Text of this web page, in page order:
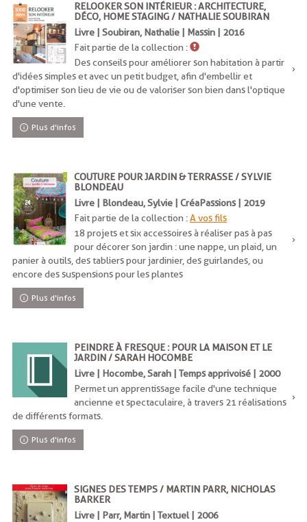
RELOOKER SON INTÉRIEUR : ARCHITECTURE,
DÉCO, HOME STAGING / NATHALIE SOUBIRAN
Livre | Soubiran, Nathalie | Massin | 2016
Fait partie de la collection :
Des conseils pour améliorer son habitation à partir
d'idées simples et avec un petit budget, afin d'embellir et
d'optimiser son lieu de vie ou de valoriser son bien dans l'optique
d'une vente.
Plus d'infos
COUTURE POUR JARDIN & TERRASSE / SYLVIE
BLONDEAU
Livre | Blondeau, Sylvie | CréaPassions | 2019
Fait partie de la collection :A vos fils
18 projets et six accessoires à réaliser pas à pas
pour décorer son jardin : une nappe, un plaid, un
panier à outils, des tabliers pour jardinier, des guirlandes, ou
encore des suspensions pour les plantes
Plus d'infos
PEINDRE À FRESQUE : POUR LA MAISON ET LE
JARDIN / SARAH HOCOMBE
Livre | Hocombe, Sarah | Temps apprivoisé | 2000
Permet un apprentissage facile d'une technique
ancienne et spectaculaire, à travers 21 réalisations
de différents formats.
Plus d'infos
SIGNES DES TEMPS / MARTIN PARR, NICHOLAS
BARKER
Livre | Parr, Martin | Textuel | 2006